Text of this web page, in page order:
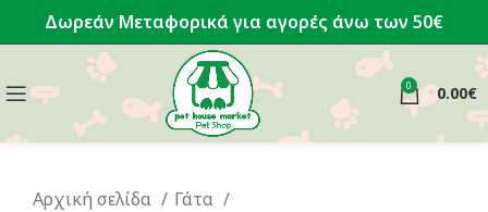
Δωρεάν Μεταφορικά για αγορές άνω των 50€
0 0.00€
Αρχική σελίδα
Γάτα